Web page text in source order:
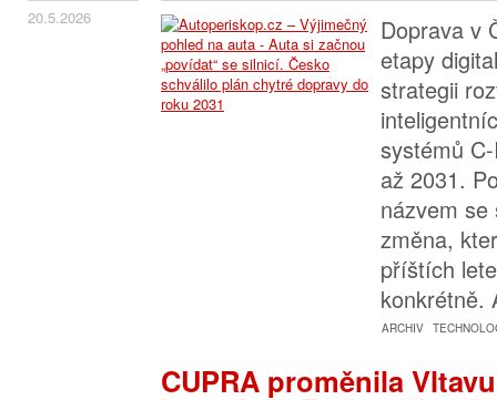
20.5.2026
Doprava v
etapy
strategii
systémů
až 2031.
názvem
změna,
příštích
konkrétně.
ARCHIV
CUPRA proměnila